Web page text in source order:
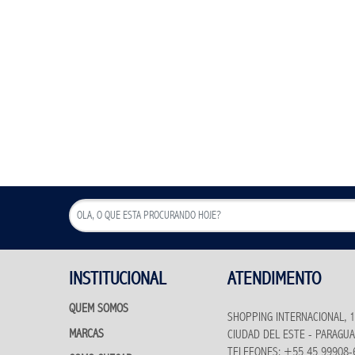
INSTITUCIONAL
QUEM SOMOS
MARCAS
ATENDIMENTO
SHOPPING INTERNACIONAL,
CIUDAD DEL ESTE -